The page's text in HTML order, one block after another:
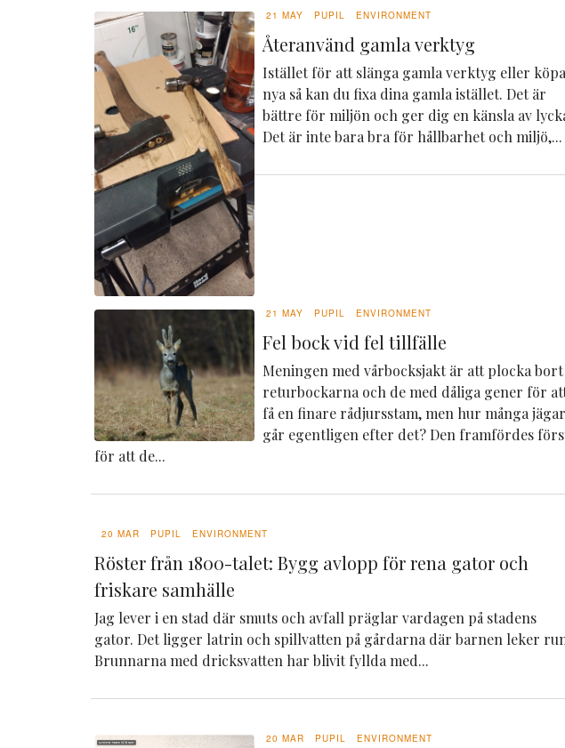
21 MAY PUPIL ENVIRONMENT
Återanvänd gamla verktyg
Istället för att slänga gamla verktyg eller köpa
nya så kan du fixa dina gamla istället. Det är
bättre för miljön och ger dig en känsla av
Det är inte bara bra för hållbarhet och miljö,...
21 MAY PUPIL ENVIRONMENT
Fel bock vid fel tillfälle
Meningen med vårbocksjakt är att plocka bort
returbockarna och de med dåliga gener för
få en finare rådjursstam, men hur många
går egentligen efter det? Den framfördes
för att de...
20 MAR PUPIL ENVIRONMENT
Röster från 1800-talet: Bygg avlopp för rena gator och
friskare samhälle
Jag lever i en stad där smuts och avfall präglar vardagen på stadens
gator. Det ligger latrin och spillvatten på gårdarna där barnen leker
Brunnarna med dricksvatten har blivit fyllda med...
20 MAR PUPIL ENVIRONMENT